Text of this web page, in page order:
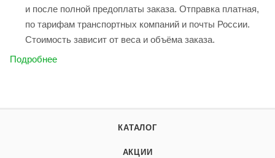
и после полной предоплаты заказа. Отправка платная,
по тарифам транспортных компаний и почты России.
Стоимость зависит от веса и объёма заказа.
Подробнее
КАТАЛОГ
АКЦИИ